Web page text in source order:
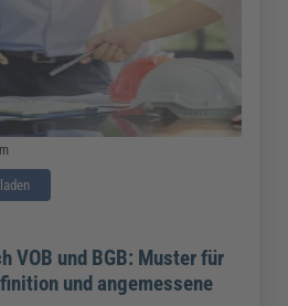
VOB und BGB: Muster für
und angemessene